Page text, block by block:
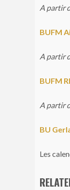
A partir
BUFM
A partir
BUFM
A partir
BU
Les